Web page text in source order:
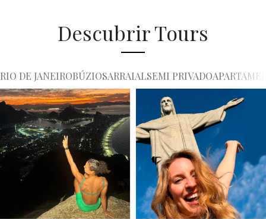
Descubrir Tours
RIO DE JANEIROBÚZIOSARRAIALSEMI PRIVADO